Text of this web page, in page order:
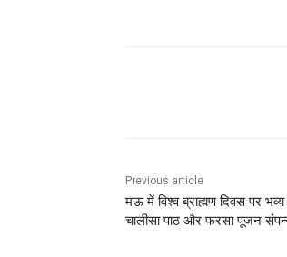
k
Previous article
मऊ में विश्व ब्राह्मण दिवस पर
चालीसा पाठ और फरसा पूजन